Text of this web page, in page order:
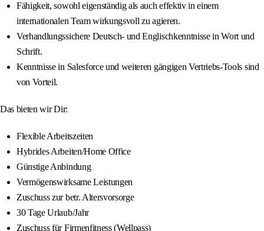
Fähigkeit, sowohl eigenständig als auch effektiv in einem
internationalen Team wirkungsvoll zu agieren.
Verhandlungssichere Deutsch- und Englischkenntnisse in Wort und
Schrift.
Kenntnisse in Salesforce und weiteren gängigen Vertriebs-Tools sind
von Vorteil.
Das bieten wir Dir:
Flexible Arbeitszeiten
Hybrides Arbeiten/Home Office
Günstige Anbindung
Vermögenswirksame Leistungen
Zuschuss zur betr. Altersvorsorge
30 Tage Urlaub/Jahr
Zuschuss für Firmenfitness (Wellpass)